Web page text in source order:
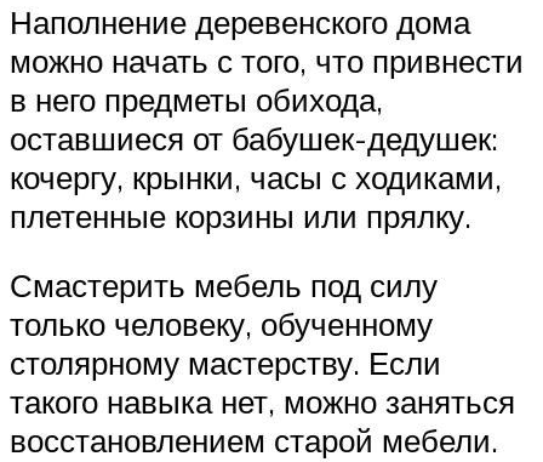
Наполнение деревенского дома
можно начать с того, что привнести
в него предметы обихода,
оставшиеся от бабушек-дедушек:
кочергу, крынки, часы с ходиками,
плетенные корзины или прялку.
Смастерить мебель под силу
только человеку, обученному
столярному мастерству. Если
такого навыка нет, можно заняться
восстановлением старой мебели.